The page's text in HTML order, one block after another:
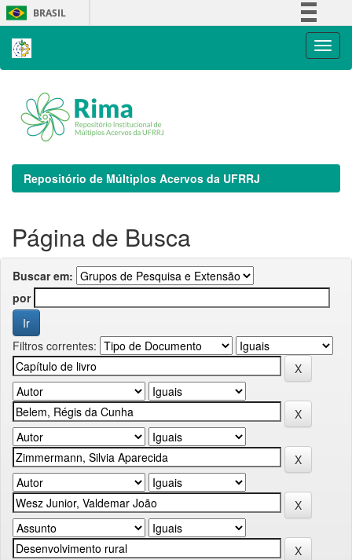
Skip
navigation
BRASIL
Repositório de Múltiplos Acervos da UFRRJ
Página de Busca
Buscar em:
por
Filtros correntes: